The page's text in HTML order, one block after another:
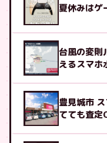
夏休みはゲ
台風の変則
えるスマホ
豊見城市
てても査定